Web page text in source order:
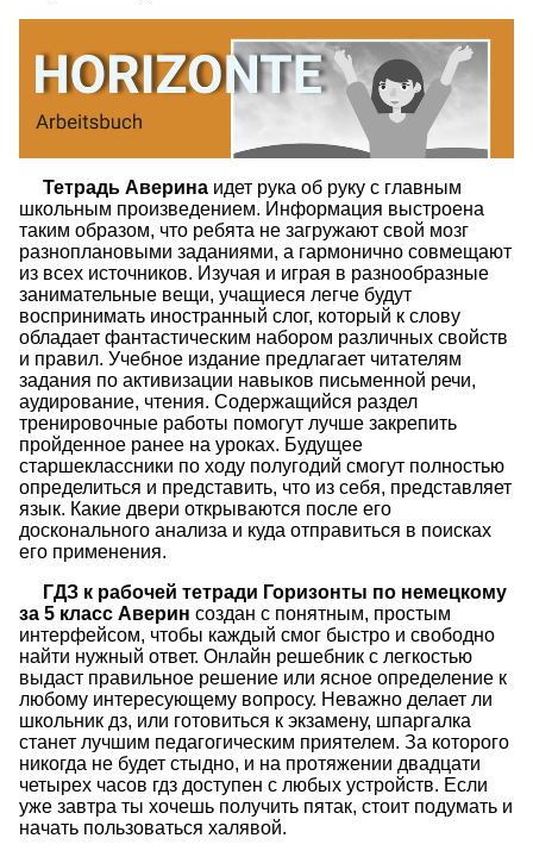
Тетрадь Аверина идет рука об руку с главным
школьным произведением. Информация выстроена
таким образом, что ребята не загружают свой мозг
разноплановыми заданиями, а гармонично совмещают
из всех источников. Изучая и играя в разнообразные
занимательные вещи, учащиеся легче будут
воспринимать иностранный слог, который к слову
обладает фантастическим набором различных свойств
и правил. Учебное издание предлагает читателям
задания по активизации навыков письменной речи,
аудирование, чтения. Содержащийся раздел
тренировочные работы помогут лучше закрепить
пройденное ранее на уроках. Будущее
старшеклассники по ходу полугодий смогут полностью
определиться и представить, что из себя, представляет
язык. Какие двери открываются после его
досконального анализа и куда отправиться в поисках
его применения.
ГДЗ к рабочей тетради Горизонты по немецкому
за 5 класс Аверин создан с понятным, простым
интерфейсом, чтобы каждый смог быстро и свободно
найти нужный ответ. Онлайн решебник с легкостью
выдаст правильное решение или ясное определение к
любому интересующему вопросу. Неважно делает ли
школьник дз, или готовиться к экзамену, шпаргалка
станет лучшим педагогическим приятелем. За которого
никогда не будет стыдно, и на протяжении двадцати
четырех часов гдз доступен с любых устройств. Если
уже завтра ты хочешь получить пятак, стоит подумать и
начать пользоваться халявой.